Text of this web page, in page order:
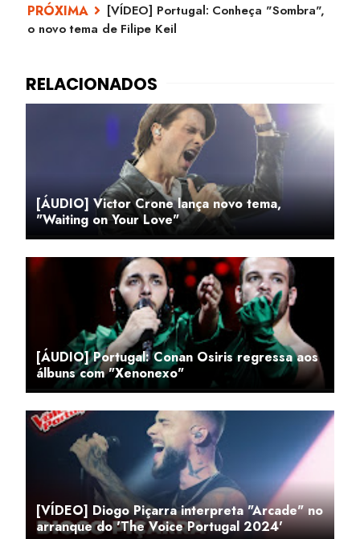
[VÍDEO] Portugal: Conheça "Sombra",
o novo tema de Filipe Keil
[ÁUDIO] Victor Crone lança novo tema,
"Waiting on Your Love"
[ÁUDIO] Portugal: Conan Osiris regressa aos
álbuns com "Xenonexo"
[VÍDEO] Diogo Piçarra interpreta "Arcade" no
arranque do 'The Voice Portugal 2024'